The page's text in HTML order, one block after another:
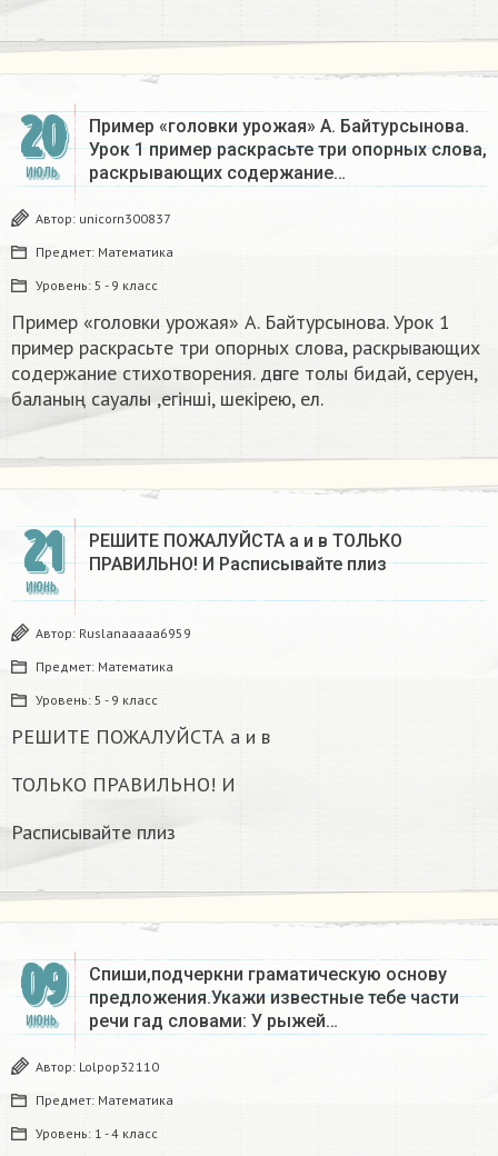
20
ИЮЛЬ
Пример «головки урожая» А. Байтурсынова.
Урок 1 пример раскрасьте три опорных слова,
раскрывающих содержание…
Автор: unicorn300837
Предмет: Математика
Уровень: 5 - 9 класс
Пример «головки урожая» А. Байтурсынова. Урок 1
пример раскрасьте три опорных слова, раскрывающих
содержание стихотворения. дәнге толы бидай, серуен,
баланың сауалы ,егінші, шекірею, ел.
21
ИЮНЬ
РЕШИТЕ ПОЖАЛУЙСТА а и в ТОЛЬКО
ПРАВИЛЬНО! И Расписывайте плиз
Автор: Ruslanaaaaa6959
Предмет: Математика
Уровень: 5 - 9 класс
РЕШИТЕ ПОЖАЛУЙСТА а и в
ТОЛЬКО ПРАВИЛЬНО! И
Расписывайте плиз
09
ИЮНЬ
Спиши,подчеркни граматическую основу
предложения.Укажи известные тебе части
речи гад словами: У рыжей…
Автор: Lolpop32110
Предмет: Математика
Уровень: 1 - 4 класс